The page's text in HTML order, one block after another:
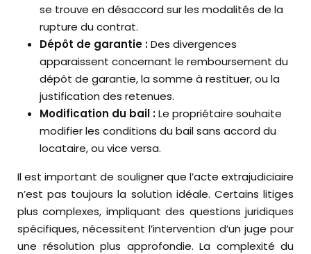
se trouve en désaccord sur les modalités de la
rupture du contrat.
Dépôt de garantie :Des divergences
apparaissent concernant le remboursement du
dépôt de garantie, la somme à restituer, ou la
justification des retenues.
Modification du bail :Le propriétaire souhaite
modifier les conditions du bail sans accord du
locataire, ou vice versa.
Il est important de souligner que l’acte extrajudiciaire
n’est pas toujours la solution idéale. Certains litiges
plus complexes, impliquant des questions juridiques
spécifiques, nécessitent l’intervention d’un juge pour
une résolution plus approfondie. La complexité du